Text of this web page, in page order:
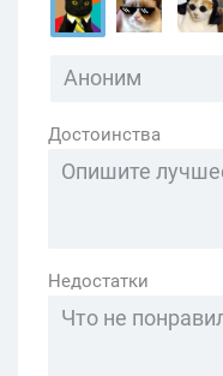
Достоинства
Недостатки